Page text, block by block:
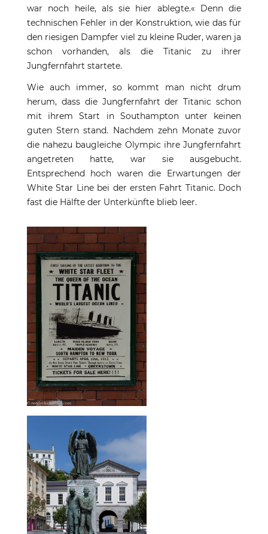
war noch heile, als sie hier ablegte.« Denn die
technischen Fehler in der Konstruktion, wie das für
den riesigen Dampfer viel zu kleine Ruder, waren ja
schon vorhanden, als die Titanic zu ihrer
Jungfernfahrt startete.
Wie auch immer, so kommt man nicht drum
herum, dass die Jungfernfahrt der Titanic schon
mit ihrem Start in Southampton unter keinen
guten Stern stand. Nachdem zehn Monate zuvor
die nahezu baugleiche Olympic ihre Jungfernfahrt
angetreten hatte, war sie ausgebucht.
Entsprechend hoch waren die Erwartungen der
White Star Line bei der ersten Fahrt Titanic. Doch
fast die Hälfte der Unterkünfte blieb leer.